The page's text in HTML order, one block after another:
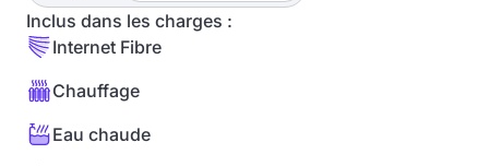
Inclus dans les charges :
Internet Fibre
Chauffage
Eau chaude